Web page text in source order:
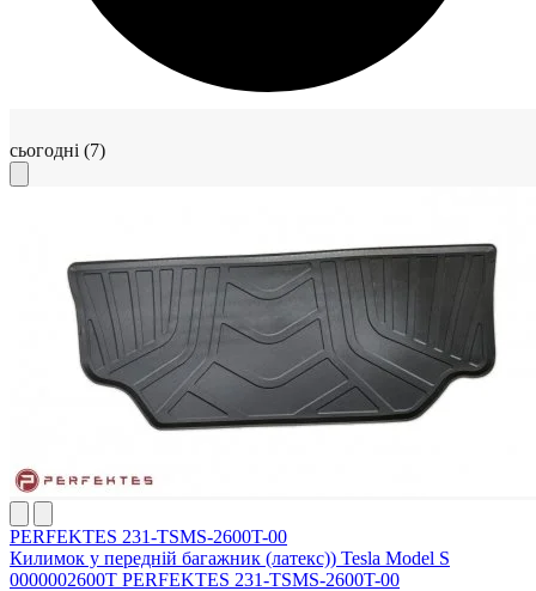
сьогодні (7)
PERFEKTES 231-TSMS-2600T-00
Килимок у передній багажник (латекс)) Tesla Model S
0000002600T PERFEKTES 231-TSMS-2600T-00